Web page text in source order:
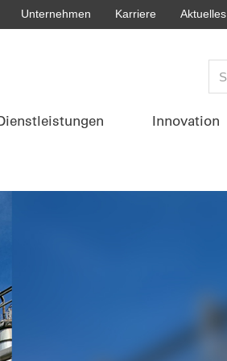
Unternehmen Karriere Aktuelles
Innovation